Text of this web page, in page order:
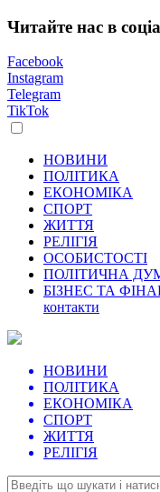
Читайте нас в
Facebook
Instagram
Telegram
TikTok
НОВИНИ
ПОЛІТИКА
ЕКОНОМІКА
СПОРТ
ЖИТТЯ
РЕЛІГІЯ
ОСОБИСТОСТІ
ПОЛІТИЧНА
БІЗНЕС ТА
контакти
НОВИНИ
ПОЛІТИКА
ЕКОНОМІКА
СПОРТ
ЖИТТЯ
РЕЛІГІЯ